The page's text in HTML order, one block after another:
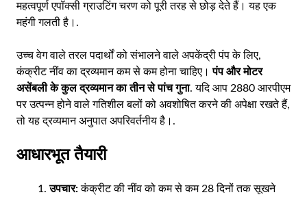
महत्वपूर्ण एपॉक्सी ग्राउटिंग चरण को पूरी तरह से छोड़ देते हैं। यह एक
महंगी गलती है।.
उच्च वेग वाले तरल पदार्थों को संभालने वाले अपकेंद्री पंप के लिए,
कंक्रीट नींव का द्रव्यमान कम से कम होना चाहिए।पंप और मोटर
असेंबली के कुल द्रव्यमान का तीन से पांच गुना. यदि आप 2880 आरपीएम
पर उत्पन्न होने वाले गतिशील बलों को अवशोषित करने की अपेक्षा रखते हैं,
तो यह द्रव्यमान अनुपात अपरिवर्तनीय है।.
आधारभूत तैयारी
उपचार:कंक्रीट की नींव को कम से कम 28 दिनों तक सूखने